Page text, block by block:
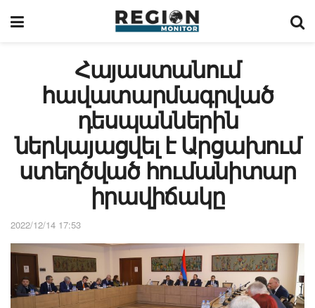
Հայաստանում
հավատարմագրված
դեսպաններին
ներկայացվել է Արցախում
ստեղծված հումանիտար
իրավիճակը
2022/12/14 17:53